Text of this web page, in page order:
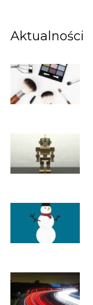
Aktualności